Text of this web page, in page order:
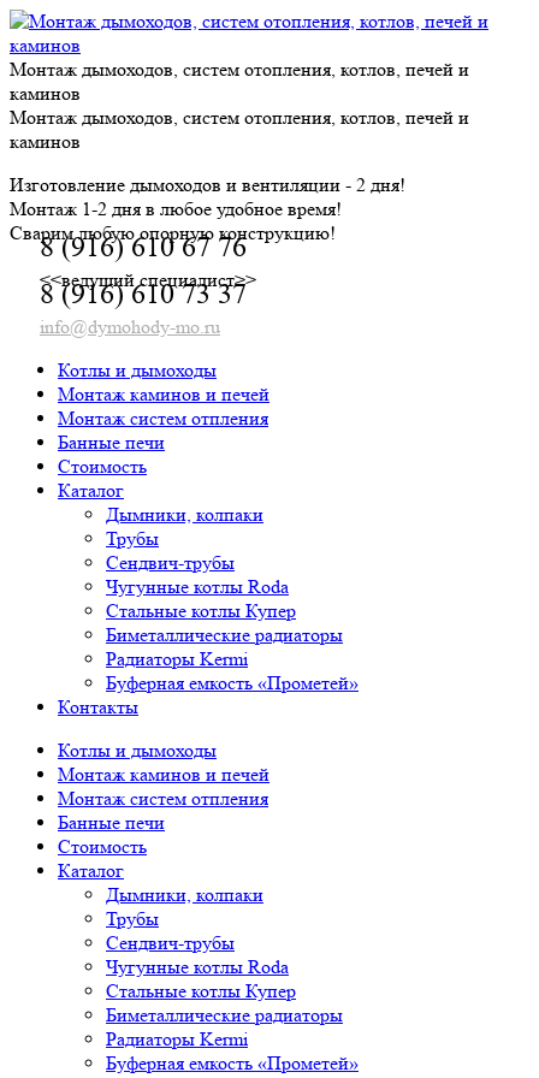
Skip
to
content
Монтаж дымоходов, систем отопления, котлов, печей и
каминов
Монтаж дымоходов, систем отопления, котлов, печей и
каминов
Изготовление дымоходов и вентиляции - 2 дня!
Монтаж 1-2 дня в любое удобное время!
Сварим любую опорную конструкцию!
8 (916) 610 67 76
<<ведущий специалист>>
8 (916) 610 73 37
info@dymohody-mo.ru
Котлы и дымоходы
Монтаж каминов и печей
Монтаж систем отпления
Банные печи
Стоимость
Каталог
Дымники, колпаки
Трубы
Сендвич-трубы
Чугунные котлы Roda
Стальные котлы Купер
Биметаллические радиаторы
Радиаторы Kermi
Буферная емкость «Прометей»
Контакты
Котлы и дымоходы
Монтаж каминов и печей
Монтаж систем отпления
Банные печи
Стоимость
Каталог
Дымники, колпаки
Трубы
Сендвич-трубы
Чугунные котлы Roda
Стальные котлы Купер
Биметаллические радиаторы
Радиаторы Kermi
Буферная емкость «Прометей»